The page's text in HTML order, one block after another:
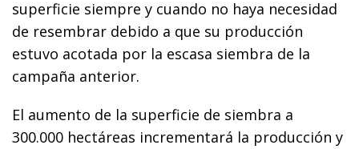
superficie siempre y cuando no haya necesidad
de resembrar debido a que su producción
estuvo acotada por la escasa siembra de la
campaña anterior.
El aumento de la superficie de siembra a
300.000 hectáreas incrementará la producción y